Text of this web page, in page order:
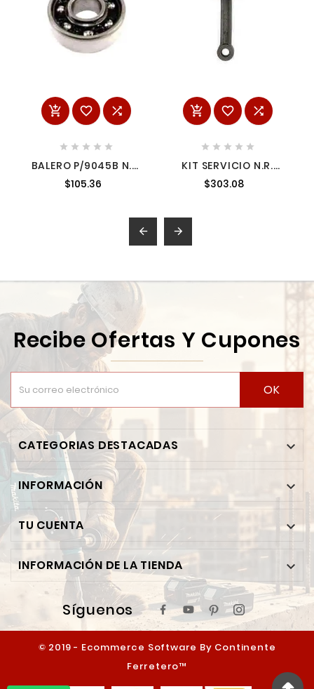
  
    
BALERO P/9045B N.R.
2103010
$105.36
  
    
KIT SERVICIO N.R.
14460345 MILWAUKEE
$303.08
 
Recibe Ofertas Y Cupones
OK
CATEGORIAS DESTACADAS 
INFORMACIÓN 
TU CUENTA 
INFORMACIÓN DE LA TIENDA 
Síguenos
© 2019 - Ecommerce Software By Continente
Ferretero™